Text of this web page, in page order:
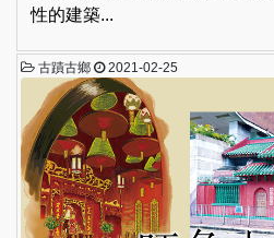
性的建築...
古蹟古鄉 2021-02-25